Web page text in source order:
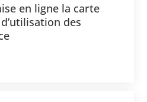
en ligne la carte
des